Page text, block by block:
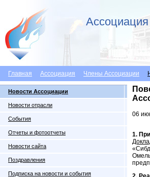
Главная Ассоциация Члены Ассоциации
Новости Ассоциации
Новости отрасли
События
Отчеты и фотоотчеты
Новости сайта
Поздравления
Подписка на новости и события
06
1.